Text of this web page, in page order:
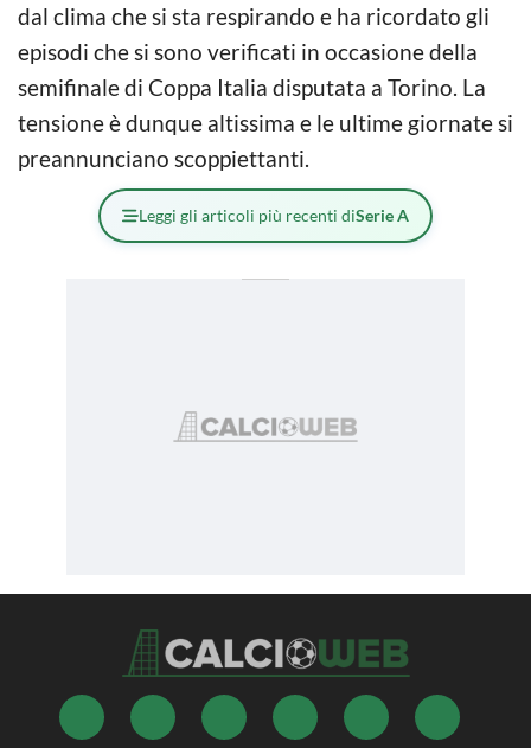
dal clima che si sta respirando e ha ricordato gli
episodi che si sono verificati in occasione della
semifinale di Coppa Italia disputata a Torino. La
tensione è dunque altissima e le ultime giornate si
preannunciano scoppiettanti.
Leggi gli articoli più recenti diSerie A